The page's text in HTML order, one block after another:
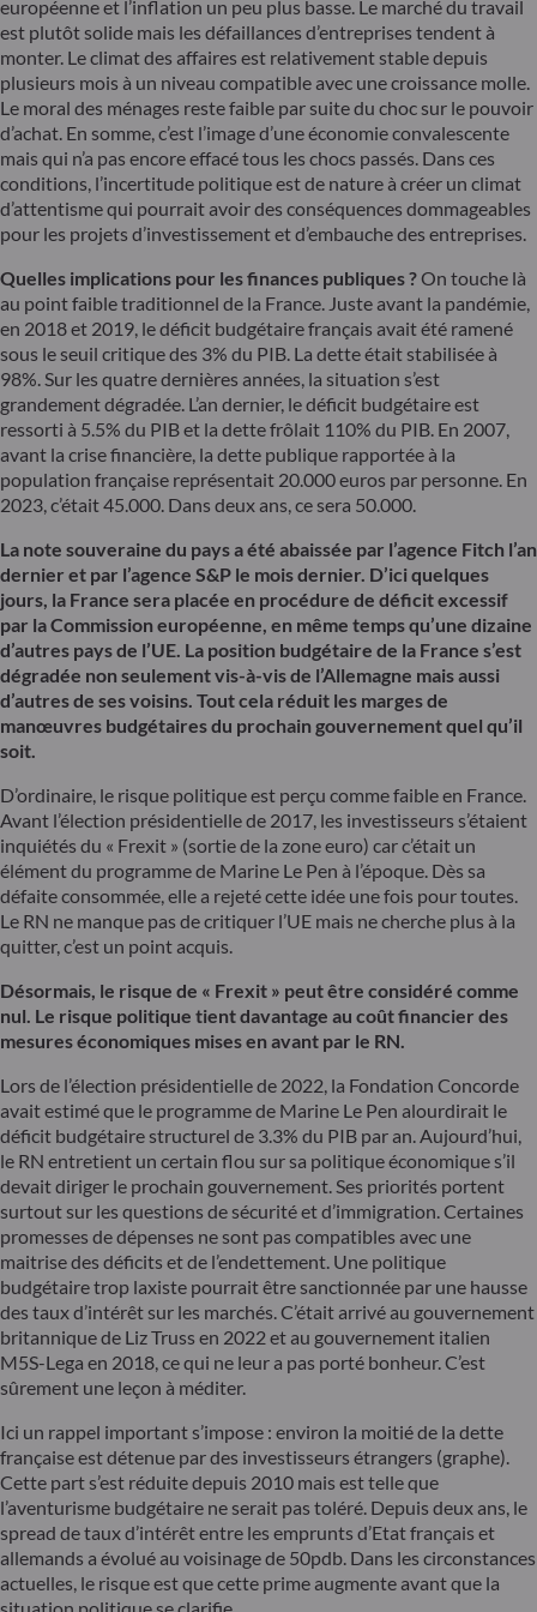
européenne et l’inflation un peu plus basse. Le marché du travail
est plutôt solide mais les défaillances d’entreprises tendent à
monter. Le climat des affaires est relativement stable depuis
plusieurs mois à un niveau compatible avec une croissance molle.
Le moral des ménages reste faible par suite du choc sur le pouvoir
d’achat. En somme, c’est l’image d’une économie convalescente
mais qui n’a pas encore effacé tous les chocs passés. Dans ces
conditions, l’incertitude politique est de nature à créer un climat
d’attentisme qui pourrait avoir des conséquences dommageables
pour les projets d’investissement et d’embauche des entreprises.
Quelles implications pour les finances publiques ?On touche là
au point faible traditionnel de la France. Juste avant la pandémie,
en 2018 et 2019, le déficit budgétaire français avait été ramené
sous le seuil critique des 3% du PIB. La dette était stabilisée à
98%. Sur les quatre dernières années, la situation s’est
grandement dégradée. L’an dernier, le déficit budgétaire est
ressorti à 5.5% du PIB et la dette frôlait 110% du PIB. En 2007,
avant la crise financière, la dette publique rapportée à la
population française représentait 20.000 euros par personne. En
2023, c’était 45.000. Dans deux ans, ce sera 50.000.
La note souveraine du pays a été abaissée par l’agence Fitch l’an
dernier et par l’agence S&P le mois dernier. D’ici quelques
jours, la France sera placée en procédure de déficit excessif
par la Commission européenne, en même temps qu’une dizaine
d’autres pays de l’UE. La position budgétaire de la France s’est
dégradée non seulement vis-à-vis de l’Allemagne mais aussi
d’autres de ses voisins. Tout cela réduit les marges de
manœuvres budgétaires du prochain gouvernement quel qu’il
soit.
D’ordinaire, le risque politique est perçu comme faible en France.
Avant l’élection présidentielle de 2017, les investisseurs s’étaient
inquiétés du « Frexit » (sortie de la zone euro) car c’était un
élément du programme de Marine Le Pen à l’époque. Dès sa
défaite consommée, elle a rejeté cette idée une fois pour toutes.
Le RN ne manque pas de critiquer l’UE mais ne cherche plus à la
quitter, c’est un point acquis.
Désormais, le risque de « Frexit » peut être considéré comme
nul. Le risque politique tient davantage au coût financier des
mesures économiques mises en avant par le RN.
Lors de l’élection présidentielle de 2022, la Fondation Concorde
avait estimé que le programme de Marine Le Pen alourdirait le
déficit budgétaire structurel de 3.3% du PIB par an. Aujourd’hui,
le RN entretient un certain flou sur sa politique économique s’il
devait diriger le prochain gouvernement. Ses priorités portent
surtout sur les questions de sécurité et d’immigration. Certaines
promesses de dépenses ne sont pas compatibles avec une
maitrise des déficits et de l’endettement. Une politique
budgétaire trop laxiste pourrait être sanctionnée par une hausse
des taux d’intérêt sur les marchés. C’était arrivé au gouvernement
britannique de Liz Truss en 2022 et au gouvernement italien
M5S-Lega en 2018, ce qui ne leur a pas porté bonheur. C’est
sûrement une leçon à méditer.
Ici un rappel important s’impose : environ la moitié de la dette
française est détenue par des investisseurs étrangers (graphe).
Cette part s’est réduite depuis 2010 mais est telle que
l’aventurisme budgétaire ne serait pas toléré. Depuis deux ans, le
spread de taux d’intérêt entre les emprunts d’Etat français et
allemands a évolué au voisinage de 50pdb. Dans les circonstances
actuelles, le risque est que cette prime augmente avant que la